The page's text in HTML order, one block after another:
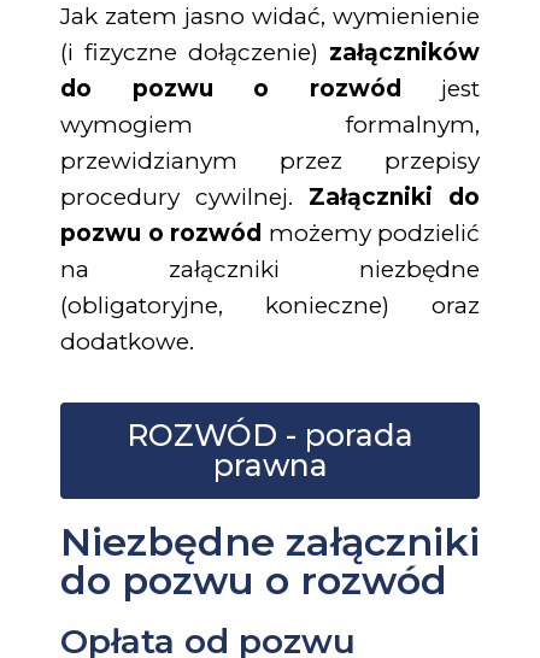
Jak zatem jasno widać, wymienienie
(i fizyczne dołączenie) załączników
do pozwu o rozwód
jest
wymogiem formalnym,
przewidzianym przez przepisy
procedury cywilnej. Załączniki do
pozwu o rozwód możemy podzielić
na załączniki niezbędne
(obligatoryjne, konieczne) oraz
dodatkowe.
ROZWÓD - porada
prawna
Niezbędne załączniki
do pozwu o rozwód
Opłata od pozwu